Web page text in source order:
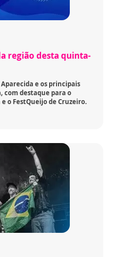
região desta quinta-
e os principais
com destaque para o
o FestQueijo de Cruzeiro.